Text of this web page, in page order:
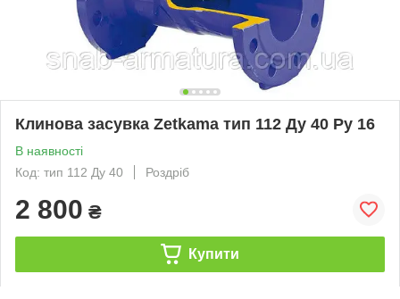
Клинова засувка Zetkama тип 112 Ду 40 Ру 16
В наявності
Код: тип 112 Ду 40
Роздріб
2 800 ₴
Купити